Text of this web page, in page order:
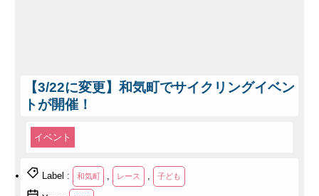
【3/22に変更】和気町でサイクリングイベン
トが開催！
イベント
Label : 和気町 レース 子ども